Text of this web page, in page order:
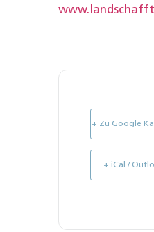
+ Zu Google
+ iCal /